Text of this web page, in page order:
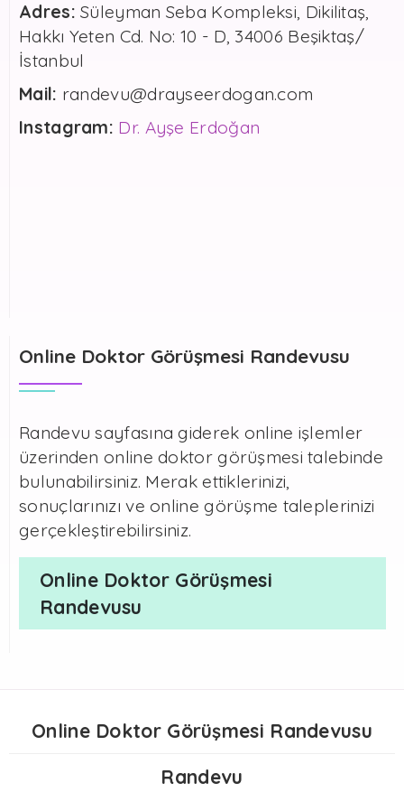
Adres: Süleyman Seba Kompleksi, Dikilitaş,
Hakkı Yeten Cd. No: 10 - D, 34006 Beşiktaş/
İstanbul
Mail: randevu@drayseerdogan.com
Instagram: Dr. Ayşe Erdoğan
Online Doktor Görüşmesi Randevusu
Randevu sayfasına giderek online işlemler
üzerinden online doktor görüşmesi talebinde
bulunabilirsiniz. Merak ettiklerinizi,
sonuçlarınızı ve online görüşme taleplerinizi
gerçekleştirebilirsiniz.
Online Doktor Görüşmesi
Randevusu
Online Doktor Görüşmesi Randevusu
Randevu